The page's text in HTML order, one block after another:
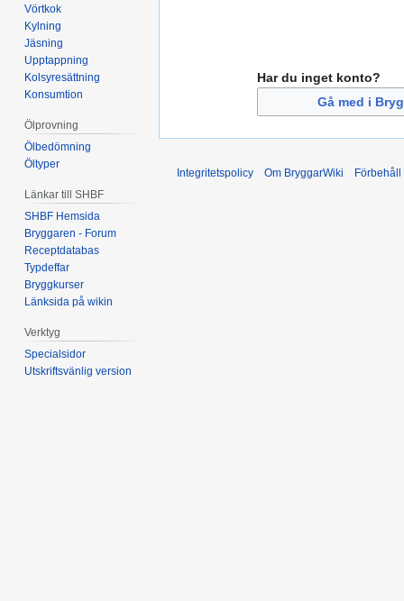
Har du inget konto?
Gå med i
Vörtkok
Kylning
Jäsning
Upptappning
Kolsyresättning
Konsumtion
Ölprovning
Ölbedömning
Öltyper
Länkar till SHBF
SHBF Hemsida
Bryggaren - Forum
Receptdatabas
Typdeffar
Bryggkurser
Länksida på wikin
Verktyg
Specialsidor
Utskriftsvänlig version
Integritetspolicy Om BryggarWiki Förbehåll